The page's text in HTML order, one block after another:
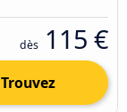
dès 115 €
Trouvez